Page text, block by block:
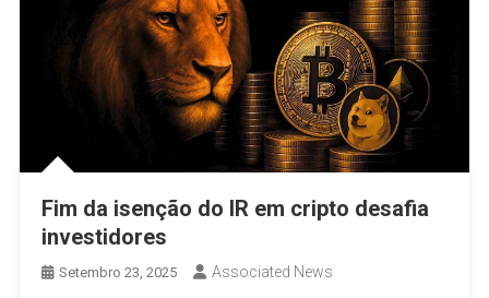
Fim da isenção do IR em cripto desafia
investidores
Setembro 23, 2025 Associated News